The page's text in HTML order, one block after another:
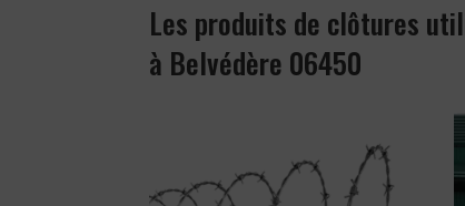
Les produits de clôtures
à Belvédère 06450